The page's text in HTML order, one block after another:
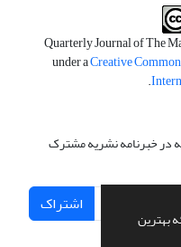
بهترین
Quarterly Journal of The
under aCreative
.
در خبرنامه نشریه مشترک
اشتراک